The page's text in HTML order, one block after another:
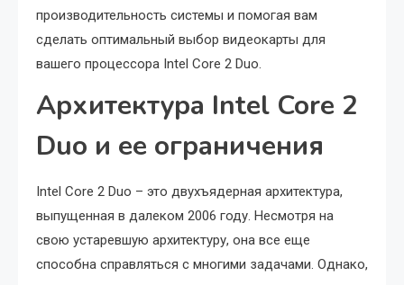
производительность системы и помогая вам
сделать оптимальный выбор видеокарты для
вашего процессора Intel Core 2 Duo.
Архитектура Intel Core 2
Duo и ее ограничения
Intel Core 2 Duo – это двухъядерная архитектура,
выпущенная в далеком 2006 году. Несмотря на
свою устаревшую архитектуру, она все еще
способна справляться с многими задачами. Однако,